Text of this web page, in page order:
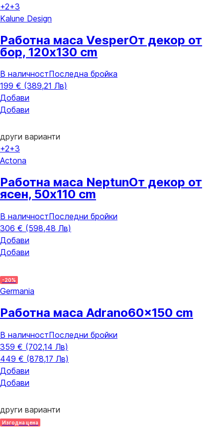
+2+3
Kalune Design
Работна маса VesperОт декор от
бор, 120x130 cm
В наличностПоследна бройка
199 € (389,21 Лв)
Добави
Добави
други варианти
+2+3
Actona
Работна маса NeptunОт декор от
ясен, 50x110 cm
В наличностПоследни бройки
306 € (598,48 Лв)
Добави
Добави
-20%
Germania
Работна маса Adrano60x150 cm
В наличностПоследни бройки
359 € (702,14 Лв)
449 € (878,17 Лв)
Добави
Добави
други варианти
Изгодна цена